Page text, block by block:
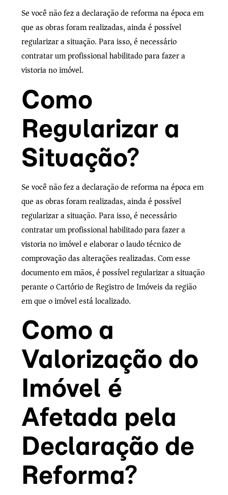
Se você não fez a declaração de reforma na época em
que as obras foram realizadas, ainda é possível
regularizar a situação. Para isso, é necessário
contratar um profissional habilitado para fazer a
vistoria no imóvel.
Como
Regularizar a
Situação?
Se você não fez a declaração de reforma na época em
que as obras foram realizadas, ainda é possível
regularizar a situação. Para isso, é necessário
contratar um profissional habilitado para fazer a
vistoria no imóvel e elaborar o laudo técnico de
comprovação das alterações realizadas. Com esse
documento em mãos, é possível regularizar a situação
perante o Cartório de Registro de Imóveis da região
em que o imóvel está localizado.
Como a
Valorização do
Imóvel é
Afetada pela
Declaração de
Reforma?